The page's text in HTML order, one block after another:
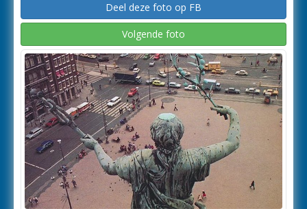
Deel deze foto op FB
Volgende foto